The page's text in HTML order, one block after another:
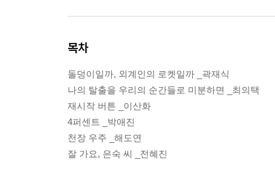
목차
돌덩이일까, 외계인의 로켓일까 _곽재식
나의 탈출을 우리의 순간들로 미분하면 _최의택
재시작 버튼 _이산화
4퍼센트 _박애진
천장 우주 _해도연
잘 가요, 은숙 씨 _전혜진